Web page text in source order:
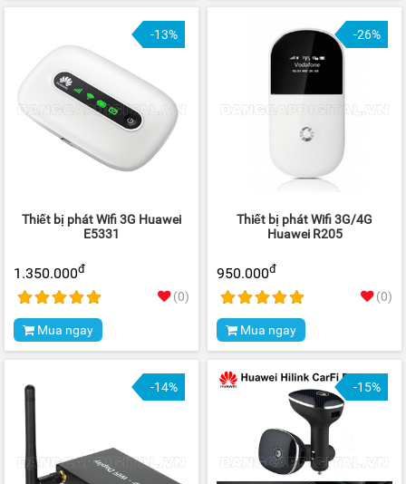
-13%
Thiết bị phát Wifi 3G Huawei
E5331
1.350.000đ
(0)
Mua ngay
-26%
Thiết bị phát Wifi 3G/4G
Huawei R205
950.000đ
(0)
Mua ngay
-14% -15%